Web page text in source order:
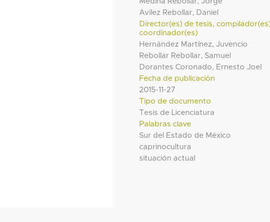
Avilez Rebollar, Daniel
Director(es) de tesis,
coordinador(es)
Hernández Martínez, Juvencio
Rebollar Rebollar, Samuel
Dorantes Coronado, Ernesto Joel
Fecha de publicación
2015-11-27
Tipo de documento
Tesis de Licenciatura
Palabras clave
Sur del Estado de México
caprinocultura
situación actual